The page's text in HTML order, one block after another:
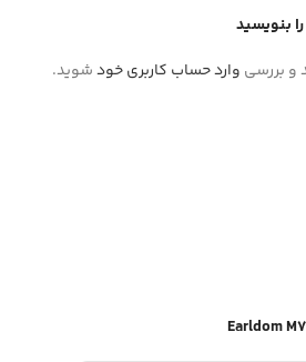
بنویسید
و بررسی وارد حساب کاربری خودشوید.